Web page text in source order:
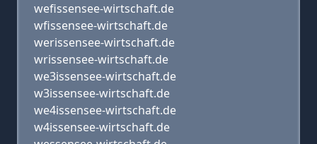
wefissensee-wirtschaft.de
wfissensee-wirtschaft.de
werissensee-wirtschaft.de
wrissensee-wirtschaft.de
we3issensee-wirtschaft.de
w3issensee-wirtschaft.de
we4issensee-wirtschaft.de
w4issensee-wirtschaft.de